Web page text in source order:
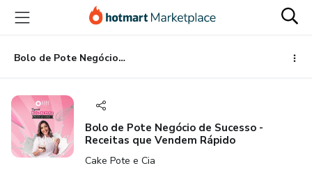
para
conteúdo
principal
para
pagamento
para
rodapé
Bolo de Pote Negócio de Sucesso - Receitas que Vendem Rápido
Bolo de Pote Negócio de Sucesso -
Receitas que Vendem Rápido
Cake Pote e Cia